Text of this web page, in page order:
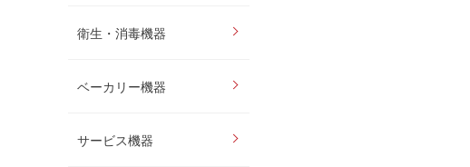
衛生・消毒機器
ベーカリー機器
サービス機器